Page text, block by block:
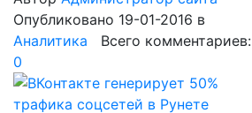
Опубликовано 19-01-2016 в
Аналитика Всего комментариев:
0